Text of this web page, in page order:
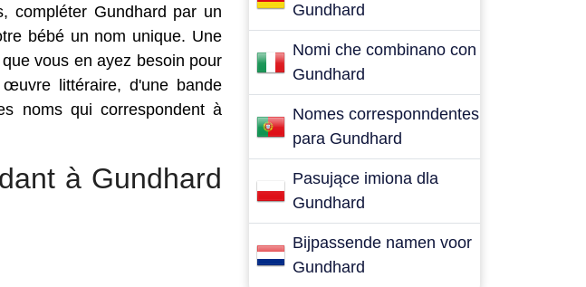
compléter Gundhard par un
bébé un nom unique. Une
vous en ayez besoin pour
littéraire, d'une bande
noms qui correspondent à
à Gundhard
Gundhard
Nomi che combinano con
Gundhard
Nomes corresponndentes
para Gundhard
Pasujące imiona dla
Gundhard
Bijpassende namen voor
Gundhard